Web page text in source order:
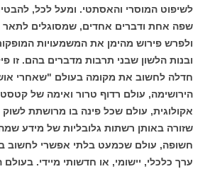
לשיפוט המוסרי והאסתטי. ומעל לכל,
שפה אחת ודברים אחדים, שמסוגלים
ולפרש פירוש מהימן את המשמעויות
ובנות הלשון שבני תרבות מדברים בהם. זו
חדלה לחשוב את מקומה בעולם "שאחרי
הירושימה, עולם רדוף טרור ואימה של
אקולוגית, עולם שכל פינה בו מרושתת לשוק
שזורה באותן רשתות גלובליות של מידע
חשופה, עולם שכמעט בלתי אפשרי לחשוב
ערך כלכלי, יישומי, או חדשותי מיידי.